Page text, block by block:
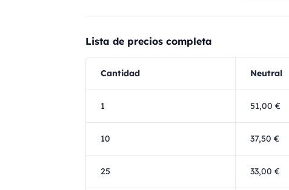
Lista de precios completa
Cantidad Neutral
1 51,00 €
10 37,50 €
25 33,00 €